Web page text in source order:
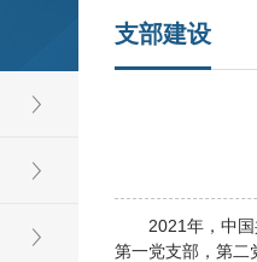
支部建设
2021年，中
第一党支部，第二